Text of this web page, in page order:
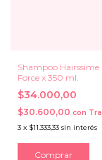
Shampoo Hairssime
Force x 350 ml.
$34.000,00
$30.600,00 con
3 x $11.333,33 sin interés